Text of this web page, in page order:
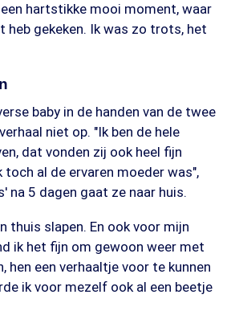
hartstikke mooi moment, waar
heb gekeken. Ik was zo trots, het
baby in de handen van de twee
niet op. "Ik ben de hele
dat vonden zij ook heel fijn
al de ervaren moeder was",
na 5 dagen gaat ze naar huis.
thuis slapen. En ook voor mijn
ik het fijn om gewoon weer met
hen een verhaaltje voor te kunnen
ik voor mezelf ook al een beetje